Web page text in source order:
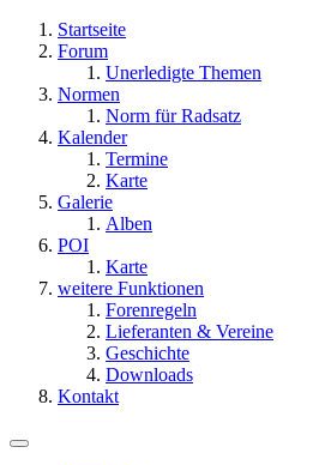
Startseite
Forum
Unerledigte Themen
Normen
Norm für Radsatz
Kalender
Termine
Karte
Galerie
Alben
POI
Karte
weitere Funktionen
Forenregeln
Lieferanten & Vereine
Geschichte
Downloads
Kontakt